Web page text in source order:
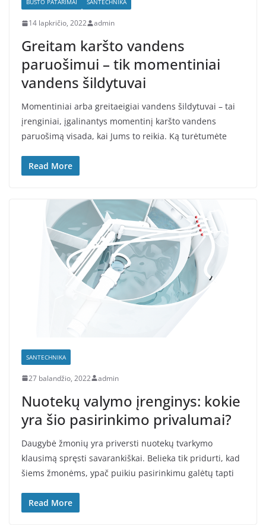
BŪSTO PATARIMAI SANTECHNIKA
14 lapkričio, 2022 admin
Greitam karšto vandens
paruošimui – tik momentiniai
vandens šildytuvai
Momentiniai arba greitaeigiai vandens šildytuvai – tai
įrenginiai, įgalinantys momentinį karšto vandens
paruošimą visada, kai Jums to reikia. Ką turėtumėte
Read More
SANTECHNIKA
27 balandžio, 2022 admin
Nuotekų valymo įrenginys: kokie
yra šio pasirinkimo privalumai?
Daugybė žmonių yra priversti nuotekų tvarkymo
klausimą spręsti savarankiškai. Belieka tik pridurti, kad
šiems žmonėms, ypač puikiu pasirinkimu galėtų tapti
Read More